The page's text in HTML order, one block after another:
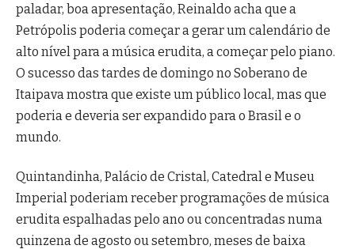
paladar, boa apresentação, Reinaldo acha que a
Petrópolis poderia começar a gerar um calendário de
alto nível para a música erudita, a começar pelo piano.
O sucesso das tardes de domingo no Soberano de
Itaipava mostra que existe um público local, mas que
poderia e deveria ser expandido para o Brasil e o
mundo.
Quintandinha, Palácio de Cristal, Catedral e Museu
Imperial poderiam receber programações de música
erudita espalhadas pelo ano ou concentradas numa
quinzena de agosto ou setembro, meses de baixa